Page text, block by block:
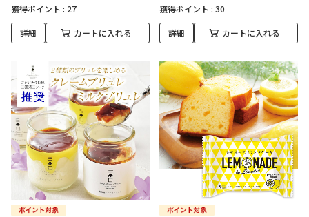
獲得ポイント : 27
詳細 カートに入れる
獲得ポイント : 30
詳細 カートに入れる